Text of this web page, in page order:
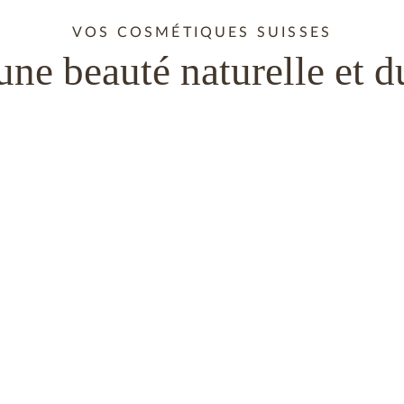
VOS COSMÉTIQUES SUISSES
beauté naturelle et